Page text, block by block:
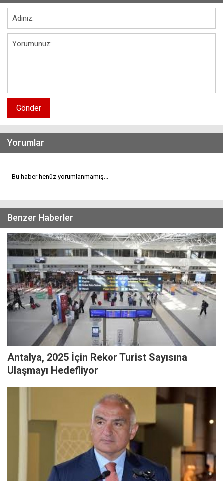
Gönder
Yorumlar
Bu haber henüz yorumlanmamış...
Benzer Haberler
Antalya, 2025 İçin Rekor Turist Sayısına
Ulaşmayı Hedefliyor